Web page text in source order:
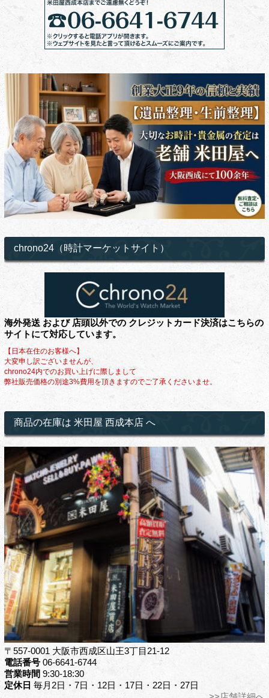
chrono24（時計マーケットサイト）
海外発送 および 店頭以外での クレジットカード決済はこちらの
サイトにて対応しています。
【日本在住のお客様へ】
大変申し訳ございませんが、
chrono24内でのお買い上げに際しまして
弊社販売価格の別途3%費用を頂きますのでご了承くださいませ。
商品の在庫は 米田屋 西成本店 へ
〒557-0001 大阪市西成区山王3丁目21-12
電話番号06-6641-6744
営業時間 9:30-18:30
定休日 毎月2日・7日・12日・17日・22日・27日